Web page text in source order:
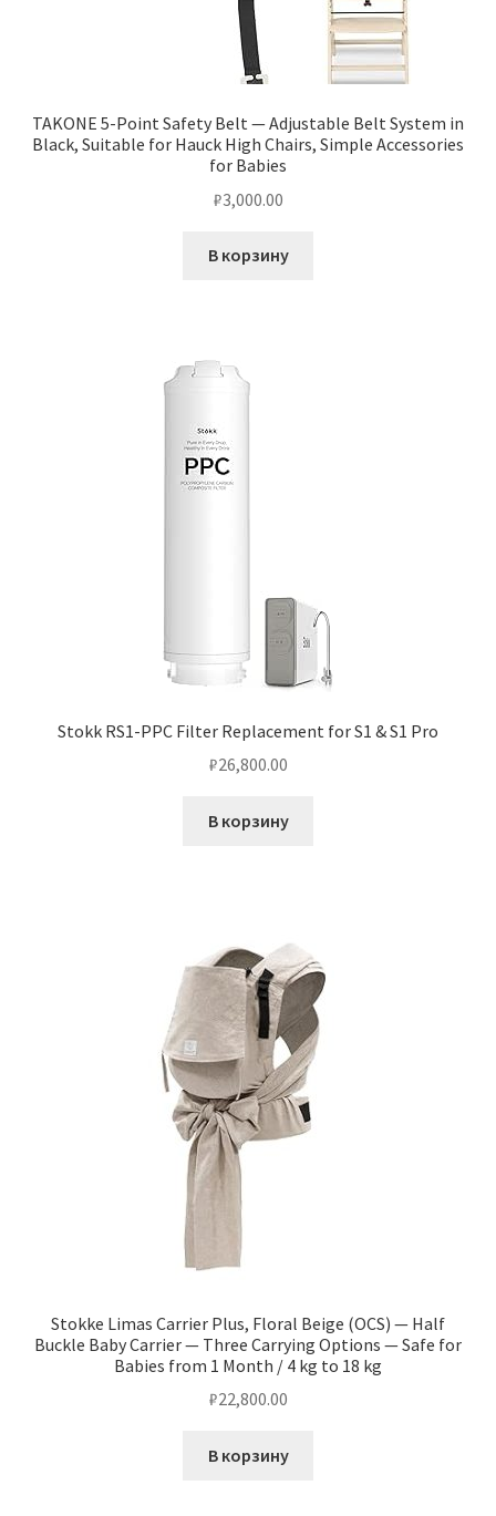
TAKONE 5-Point Safety Belt — Adjustable Belt System in
Black, Suitable for Hauck High Chairs, Simple Accessories
for Babies
₽3,000.00
В корзину
Stokk RS1-PPC Filter Replacement for S1 & S1 Pro
₽26,800.00
В корзину
Stokke Limas Carrier Plus, Floral Beige (OCS) — Half
Buckle Baby Carrier — Three Carrying Options — Safe for
Babies from 1 Month / 4 kg to 18 kg
₽22,800.00
В корзину